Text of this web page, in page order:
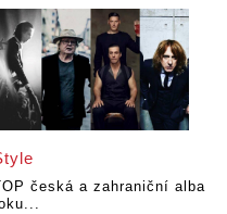
česká a zahraniční alba